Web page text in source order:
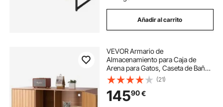
Añadir al carrito
VEVOR Armario de
Almacenamiento para Caja de
Arena para Gatos, Caseta de Baño
Oculta con Poste Rascador,
Compatible con la Mayoría de
Cajas de Arena, para Sala de Estar,
120 x 45 x 66,5 cm, Madera
(21)
14590€